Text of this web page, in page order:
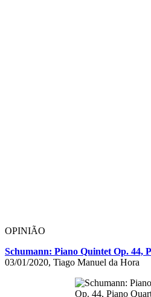
OPINIÃO
Schumann: Piano Quintet Op. 44,
03/01/2020, Tiago Manuel da Hora